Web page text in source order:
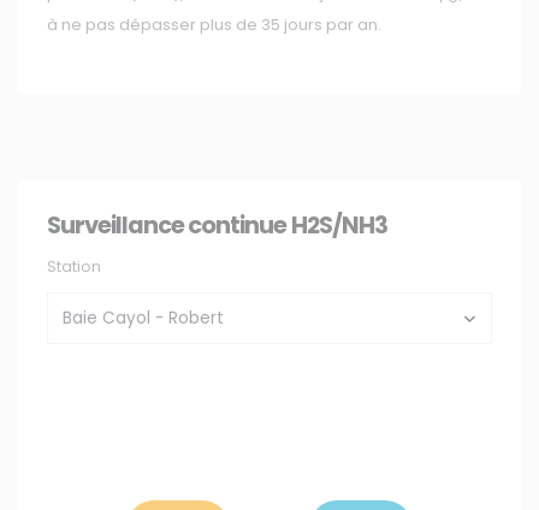
à ne pas dépasser plus de 35 jours par an.
Surveillance continue H2S/NH3
Station
NOS SERVICES
Open Data